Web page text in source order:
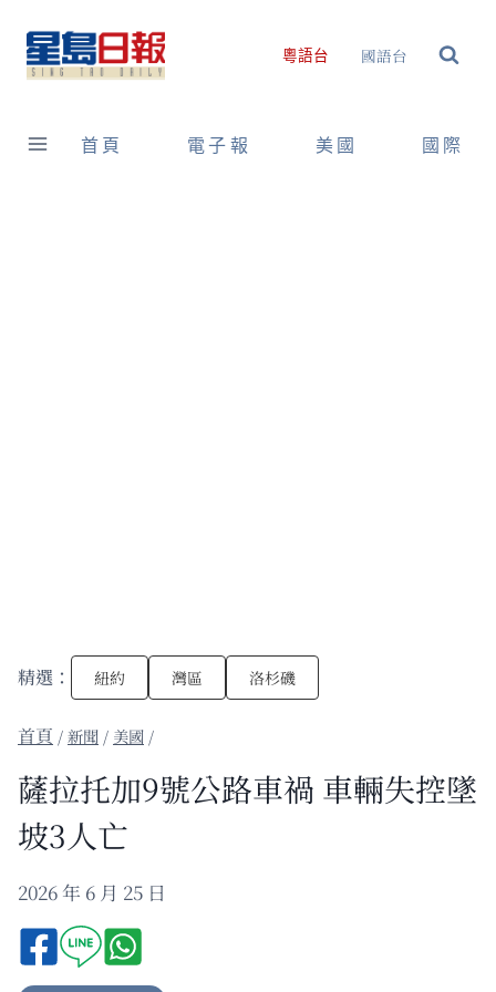
content
粵語台 國語台
首頁 電子報 美國 國際
精選： 紐約 灣區 洛杉磯
/新聞 / 美國 /
薩拉托加9號公路車禍 車輛失控墜
坡3人亡
2026 年 6 月 25 日